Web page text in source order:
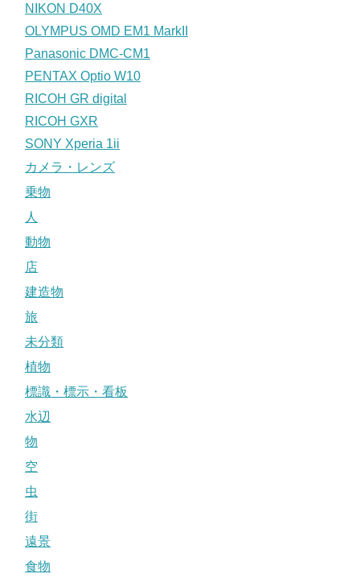
NIKON D40X
OLYMPUS OMD EM1 MarkII
Panasonic DMC-CM1
PENTAX Optio W10
RICOH GR digital
RICOH GXR
SONY Xperia 1ii
カメラ・レンズ
乗物
人
動物
店
建造物
旅
未分類
植物
標識・標示・看板
水辺
物
空
虫
街
遠景
食物